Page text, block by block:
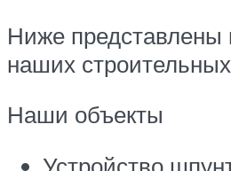
Ниже представлены
наших
Наши объекты